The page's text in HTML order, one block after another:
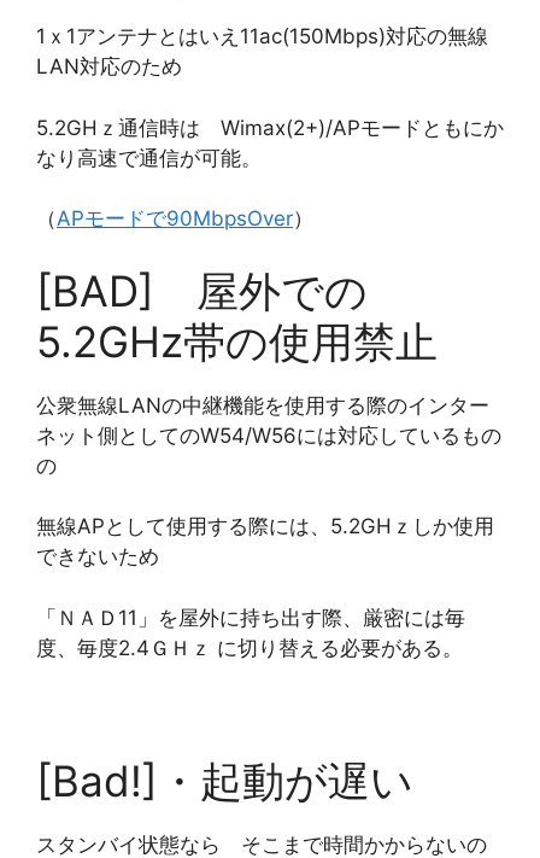
1ｘ1アンテナとはいえ11ac(150Mbps)対応の無線
LAN対応のため
5.2GHｚ通信時は Wimax(2+)/APモードともにか
なり高速で通信が可能。
（APモードで90MbpsOver）
[BAD] 屋外での
5.2GHz帯の使用禁止
公衆無線LANの中継機能を使用する際のインター
ネット側としてのW54/W56には対応しているもの
の
無線APとして使用する際には、5.2GHｚしか使用
できないため
「ＮＡＤ11」を屋外に持ち出す際、厳密には毎
度、毎度2.4ＧＨｚ に切り替える必要がある。
[Bad!]・起動が遅い
スタンバイ状態なら そこまで時間かからないの